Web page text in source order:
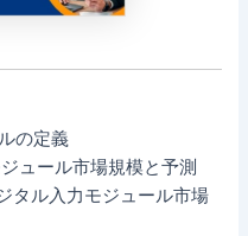
の定義
ュール市場規模と予測
タル入力モジュール市場